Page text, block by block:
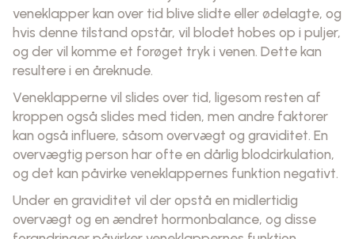
veneklapper kan over tid blive slidte eller ødelagte, og
hvis denne tilstand opstår, vil blodet hobes op i puljer,
og der vil komme et forøget tryk i venen. Dette kan
resultere i en åreknude.
Veneklapperne vil slides over tid, ligesom resten af
kroppen også slides med tiden, men andre faktorer
kan også influere, såsom overvægt og graviditet. En
overvægtig person har ofte en dårlig blodcirkulation,
og det kan påvirke veneklappernes funktion negativt.
Under en graviditet vil der opstå en midlertidig
overvægt og en ændret hormonbalance, og disse